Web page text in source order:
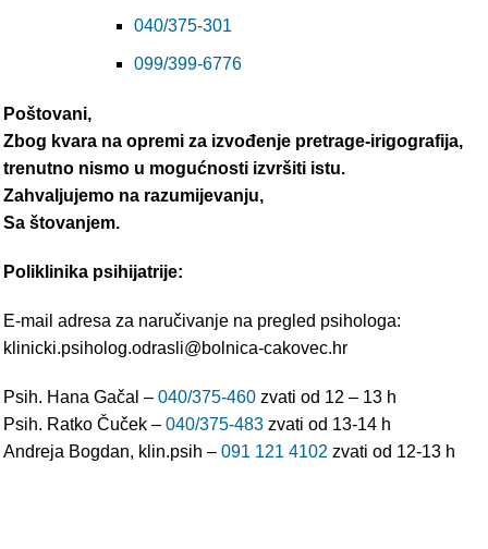
040/375-301
099/399-6776
Poštovani,
Zbog kvara na opremi za izvođenje pretrage-irigografija,
trenutno nismo u mogućnosti izvršiti istu.
Zahvaljujemo na razumijevanju,
Sa štovanjem.
Poliklinika psihijatrije:
E-mail adresa za naručivanje na pregled psihologa:
klinicki.psiholog.odrasli@bolnica-cakovec.hr
Psih. Hana Gačal – 040/375-460zvati od 12 – 13 h
Psih. Ratko Čuček – 040/375-483zvati od 13-14 h
Andreja Bogdan, klin.psih – 091 121 4102 zvati od 12-13 h